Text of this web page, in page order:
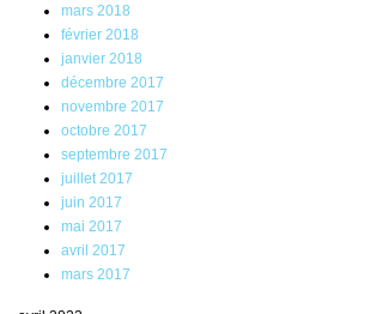
mars 2018
février 2018
janvier 2018
décembre 2017
novembre 2017
octobre 2017
septembre 2017
juillet 2017
juin 2017
mai 2017
avril 2017
mars 2017